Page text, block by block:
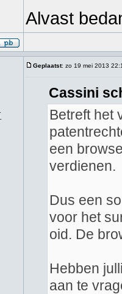
Alvast
Geplaatst: zo 19 mei 2013
Cassini
Betreft het
een
verdienen.
Dus een
voor het
oid. De
Hebben
aan te